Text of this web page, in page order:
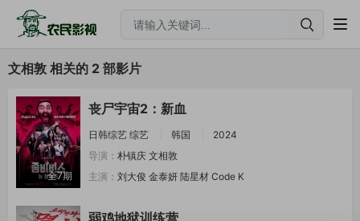
文相敦 相关的 2 部影片
全7期
丧尸宇宙2：新血
日韩综艺 综艺 韩国
2024
导演： 朴镇庆 文相敦
主演： 刘大俊 金泰妍 陆星材 Code K
弱鸡地狱训练营